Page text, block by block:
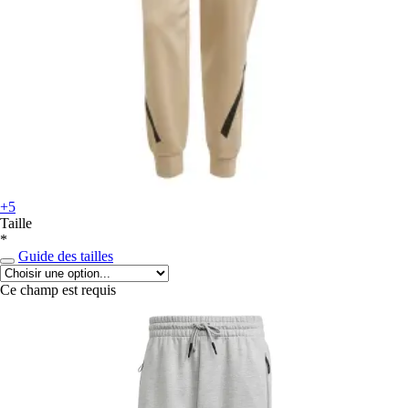
+5
Taille
*
Guide des tailles
Ce champ est requis